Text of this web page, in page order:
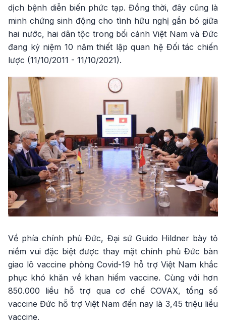
dịch bệnh diễn biến phức tạp. Đồng thời, đây cũng là
minh chứng sinh động cho tình hữu nghị gắn bó giữa
hai nước, hai dân tộc trong bối cảnh Việt Nam và Đức
đang kỷ niệm 10 năm thiết lập quan hệ Đối tác chiến
lược (11/10/2011 - 11/10/2021).
Về phía chính phủ Đức, Đại sứ Guido Hildner bày tỏ
niềm vui đặc biệt được thay mặt chính phủ Đức bàn
giao lô vaccine phòng Covid-19 hỗ trợ Việt Nam khắc
phục khó khăn về khan hiếm vaccine. Cùng với hơn
850.000 liều hỗ trợ qua cơ chế COVAX, tổng số
vaccine Đức hỗ trợ Việt Nam đến nay là 3,45 triệu liều
vaccine.